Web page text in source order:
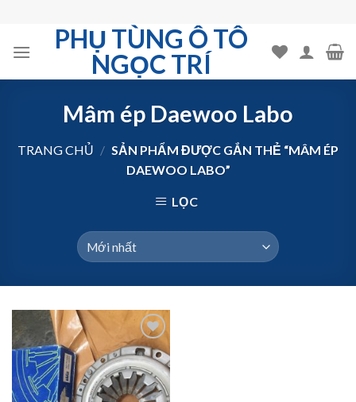
content
PHỤ TÙNG Ô TÔ
NGỌC TRÍ
Mâm ép Daewoo Labo
TRANG CHỦ / SẢN PHẨM ĐƯỢC GẮN THẺ “MÂM ÉP
DAEWOO LABO”
LỌC
Add to
Wishlist